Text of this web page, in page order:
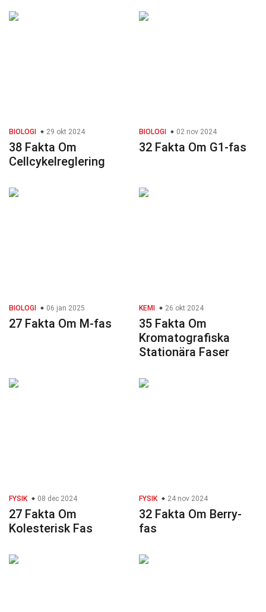
BIOLOGI 29 okt 2024
38 Fakta Om
Cellcykelreglering
BIOLOGI 02 nov 2024
32 Fakta Om G1-fas
BIOLOGI 06 jan 2025
27 Fakta Om M-fas
KEMI 26 okt 2024
35 Fakta Om
Kromatografiska
Stationära Faser
FYSIK 08 dec 2024
27 Fakta Om
Kolesterisk Fas
FYSIK 24 nov 2024
32 Fakta Om Berry-
fas